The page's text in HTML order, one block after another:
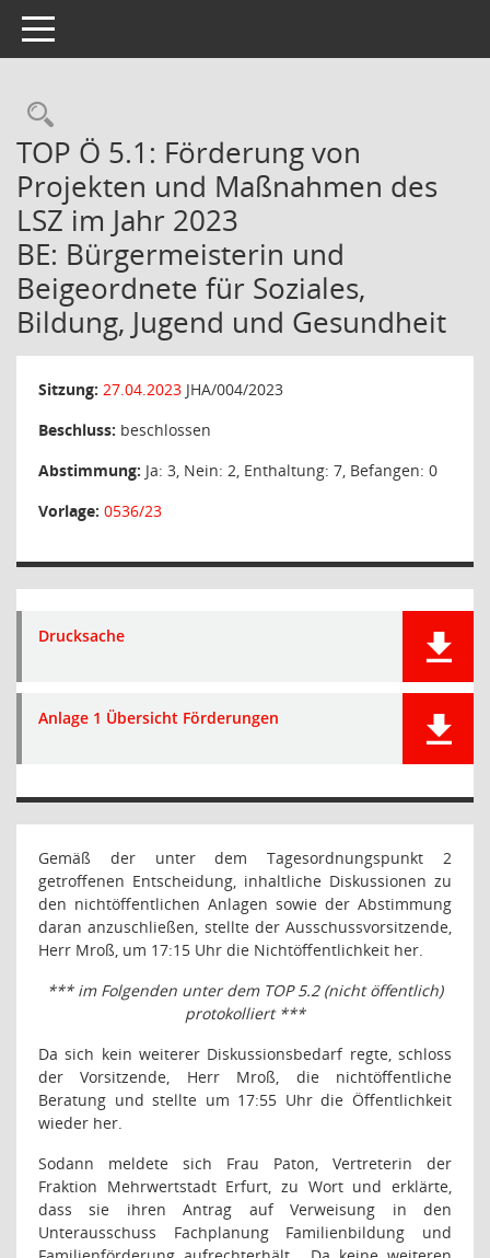
Toggle navigation
Rechercheauswahl
TOP Ö 5.1: Förderung von
Projekten und Maßnahmen des
LSZ im Jahr 2023
BE: Bürgermeisterin und
Beigeordnete für Soziales,
Bildung, Jugend und Gesundheit
Sitzung: 27.04.2023 JHA/004/2023
Beschluss: beschlossen
Abstimmung: Ja: 3, Nein: 2, Enthaltung: 7, Befangen: 0
Vorlage: 0536/23
Drucksache
Anlage 1 Übersicht Förderungen
Gemäß der unter dem Tagesordnungspunkt 2
getroffenen Entscheidung, inhaltliche Diskussionen zu
den nichtöffentlichen Anlagen sowie der Abstimmung
daran anzuschließen, stellte der Ausschussvorsitzende,
Herr Mroß, um 17:15 Uhr die Nichtöffentlichkeit her.
*** im Folgenden unter dem TOP 5.2 (nicht öffentlich)
protokolliert ***
Da sich kein weiterer Diskussionsbedarf regte, schloss
der Vorsitzende, Herr Mroß, die nichtöffentliche
Beratung und stellte um 17:55 Uhr die Öffentlichkeit
wieder her.
Sodann meldete sich Frau Paton, Vertreterin der
Fraktion Mehrwertstadt Erfurt, zu Wort und erklärte,
dass sie ihren Antrag auf Verweisung in den
Unterausschuss Fachplanung Familienbildung und